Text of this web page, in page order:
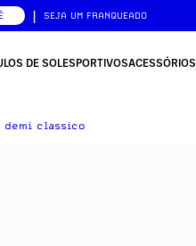
| SEJA UM FRANQUEADO
DE SOLESPORTIVOSACESSÓRIOS
demi classico